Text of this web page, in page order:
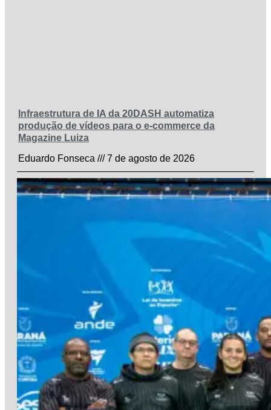
Infraestrutura de IA da 20DASH automatiza
produção de vídeos para o e-commerce da
Magazine Luiza
Eduardo Fonseca
7 de agosto de 2026